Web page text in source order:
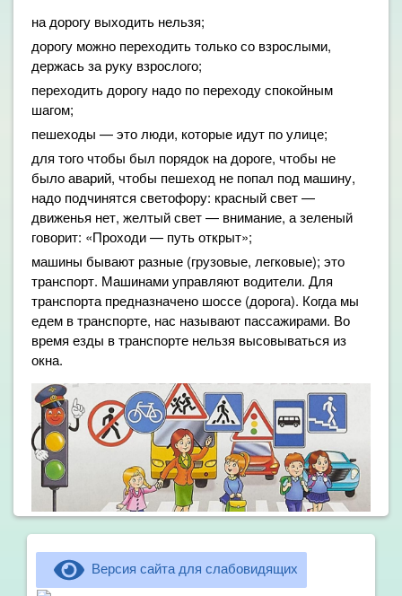
на дорогу выходить нельзя;
дорогу можно переходить только со взрослыми,
держась за руку взрослого;
переходить дорогу надо по переходу спокойным
шагом;
пешеходы — это люди, которые идут по улице;
для того чтобы был порядок на дороге, чтобы не
было аварий, чтобы пешеход не попал под машину,
надо подчинятся светофору: красный свет —
движенья нет, желтый свет — внимание, а зеленый
говорит: «Проходи — путь открыт»;
машины бывают разные (грузовые, легковые); это
транспорт. Машинами управляют водители. Для
транспорта предназначено шоссе (дорога). Когда мы
едем в транспорте, нас называют пассажирами. Во
время езды в транспорте нельзя высовываться из
окна.
Версия сайта для слабовидящих